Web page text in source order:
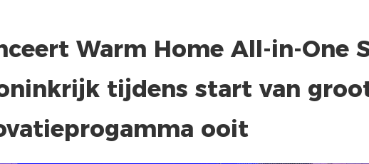
Warm Home All-in-One
tijdens start van
ooit